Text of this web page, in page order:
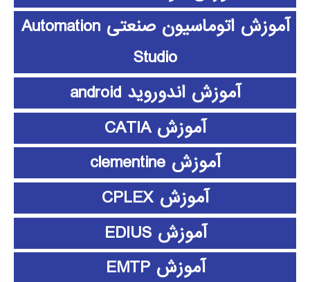
آموزش اتوماسیون صنعتی Automation
Studio
آموزش اندوروید android
آموزش CATIA
آموزش clementine
آموزش CPLEX
آموزش EDIUS
آموزش EMTP